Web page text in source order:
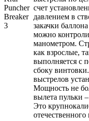
Puncher
Breaker
3
счет
давлением в
закачки
можно
манометром.
как взрослые,
выполняется с
сбоку
выстрелов
Мощность не
вылета пульки
Это